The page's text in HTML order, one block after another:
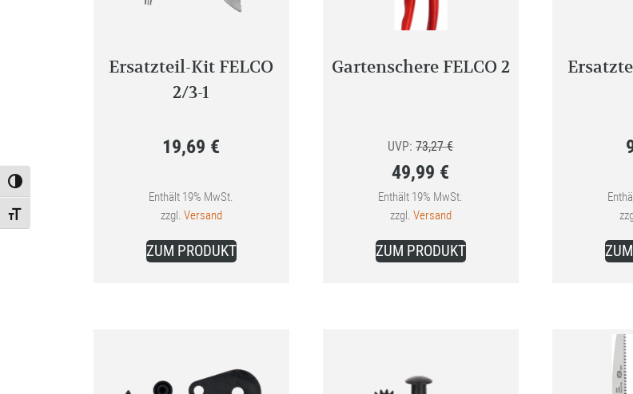
Toggle High Contrast
Toggle Font size
Ersatzteil-Kit FELCO
2/3-1
19,69 €
Enthält 19% MwSt.
zzgl. Versand
ZUM PRODUKT
Gartenschere FELCO 2
UVP: 73,27€Ursprünglicher
war:
49,99 €
Aktueller
Preis
ist:
Enthält 19% MwSt.
zzgl. Versand
ZUM PRODUKT